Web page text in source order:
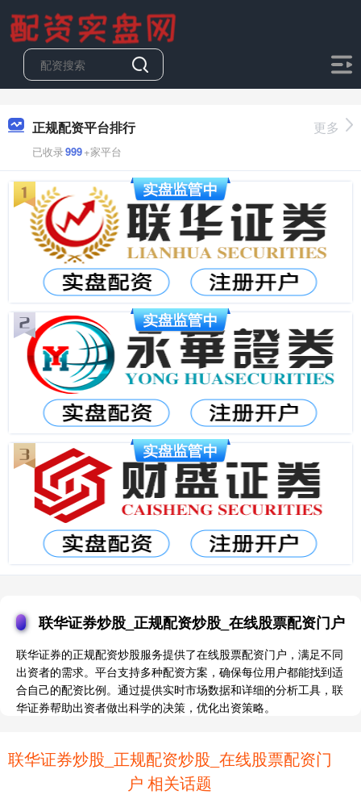
正规配资平台排行
已收录999+家平台
更多
联华证券炒股_正规配资炒股_在线股票配资门户
联华证券的正规配资炒股服务提供了在线股票配资门户，满足不同
出资者的需求。平台支持多种配资方案，确保每位用户都能找到适
合自己的配资比例。通过提供实时市场数据和详细的分析工具，联
华证券帮助出资者做出科学的决策，优化出资策略。
联华证券炒股_正规配资炒股_在线股票配资门
户 相关话题